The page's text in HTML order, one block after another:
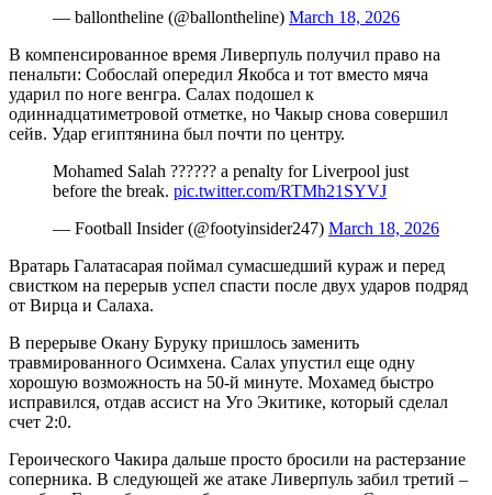
— ballontheline (@ballontheline) March 18, 2026
В компенсированное время Ливерпуль получил право на
пенальти: Собослай опередил Якобса и тот вместо мяча
ударил по ноге венгра. Салах подошел к
одиннадцатиметровой отметке, но Чакыр снова совершил
сейв. Удар египтянина был почти по центру.
Mohamed Salah ?????? a penalty for Liverpool just
before the break. pic.twitter.com/RTMh21SYVJ
— Football Insider (@footyinsider247) March 18, 2026
Вратарь Галатасарая поймал сумасшедший кураж и перед
свистком на перерыв успел спасти после двух ударов подряд
от Вирца и Салаха.
В перерыве Окану Буруку пришлось заменить
травмированного Осимхена. Салах упустил еще одну
хорошую возможность на 50-й минуте. Мохамед быстро
исправился, отдав ассист на Уго Экитике, который сделал
счет 2:0.
Героического Чакира дальше просто бросили на растерзание
соперника. В следующей же атаке Ливерпуль забил третий –